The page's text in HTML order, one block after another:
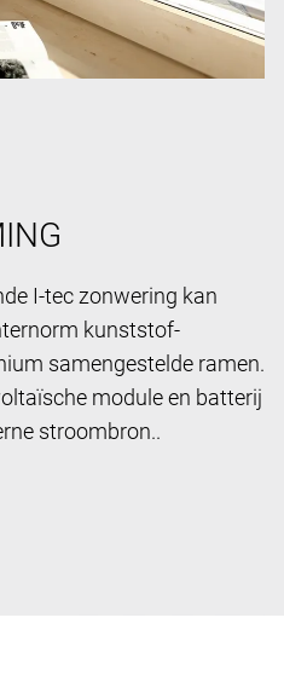
I-tec zonwering kan
kunststof-
samengestelde ramen.
module en batterij
stroombron..